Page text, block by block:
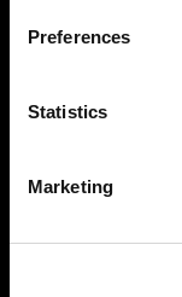
Preferences
Statistics
Marketing
Belgium
言語